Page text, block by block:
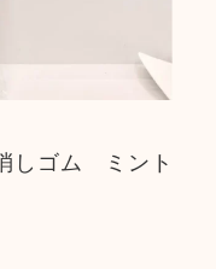
しゴム ミント